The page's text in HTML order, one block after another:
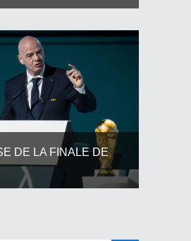
DE LA FINALE DE